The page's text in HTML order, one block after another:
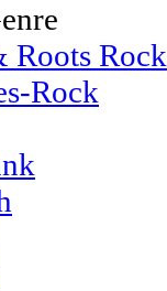
Roots Rock
Rock